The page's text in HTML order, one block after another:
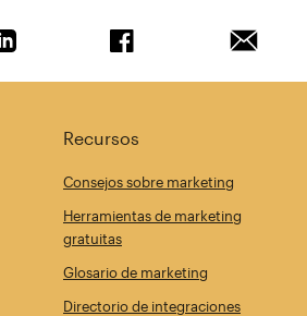
Recursos
Consejos sobre marketing
Herramientas de marketing
gratuitas
Glosario de marketing
Directorio de integraciones